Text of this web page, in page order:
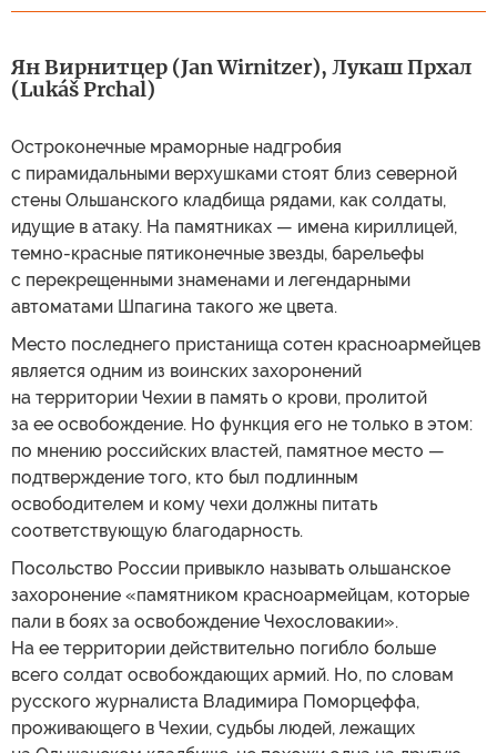
Ян Вирнитцер (Jan Wirnitzer), Лукаш Прхал
(Lukáš Prchal)
Остроконечные мраморные надгробия
с пирамидальными верхушками стоят близ северной
стены Ольшанского кладбища рядами, как солдаты,
идущие в атаку. На памятниках — имена кириллицей,
темно-красные пятиконечные звезды, барельефы
с перекрещенными знаменами и легендарными
автоматами Шпагина такого же цвета.
Место последнего пристанища сотен красноармейцев
является одним из воинских захоронений
на территории Чехии в память о крови, пролитой
за ее освобождение. Но функция его не только в этом:
по мнению российских властей, памятное место —
подтверждение того, кто был подлинным
освободителем и кому чехи должны питать
соответствующую благодарность.
Посольство России привыкло называть ольшанское
захоронение «памятником красноармейцам, которые
пали в боях за освобождение Чехословакии».
На ее территории действительно погибло больше
всего солдат освобождающих армий. Но, по словам
русского журналиста Владимира Поморцеффа,
проживающего в Чехии, судьбы людей, лежащих